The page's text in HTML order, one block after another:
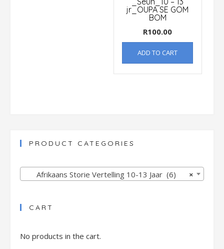
jr_OUPA SE GOM
BOM
R100.00
ADD TO CART
PRODUCT CATEGORIES
×
Afrikaans Storie Vertelling 10-13 Jaar (6)
CART
No products in the cart.